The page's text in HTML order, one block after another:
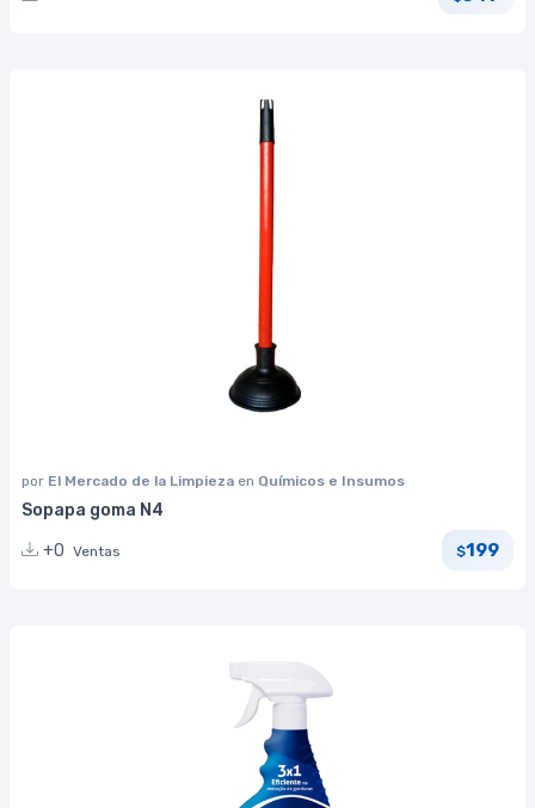
por El Mercado de la Limpieza en Químicos e Insumos
Sopapa goma N4
+0 Ventas $199